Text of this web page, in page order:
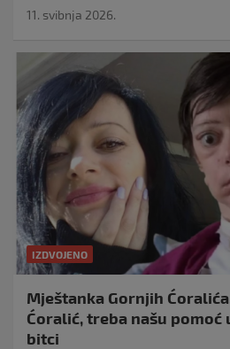
11. svibnja 2026.
IZDVOJENO
Mještanka Gornjih
Ćoralić, treba našu
bitci